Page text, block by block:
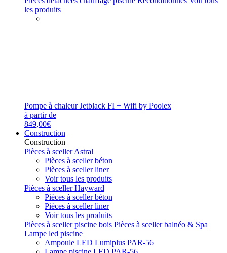
les produits
Pompe à chaleur Jetblack FI + Wifi by Poolex
à partir de
849,00€
Construction
Construction
Pièces à sceller Astral
Pièces à sceller béton
Pièces à sceller liner
Voir tous les produits
Pièces à sceller Hayward
Pièces à sceller béton
Pièces à sceller liner
Voir tous les produits
Pièces à sceller piscine bois Pièces à sceller balnéo & Spa
Lampe led piscine
Ampoule LED Lumiplus PAR-56